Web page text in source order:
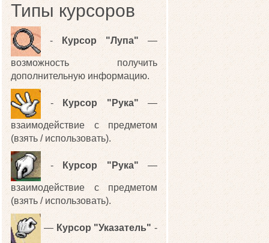
Типы курсоров
- Курсор "Лупа" —
возможность получить
дополнительную информацию.
- Курсор "Рука" —
взаимодействие с предметом
(взять / использовать).
- Курсор "Рука" —
взаимодействие с предметом
(взять / использовать).
— Курсор "Указатель" -